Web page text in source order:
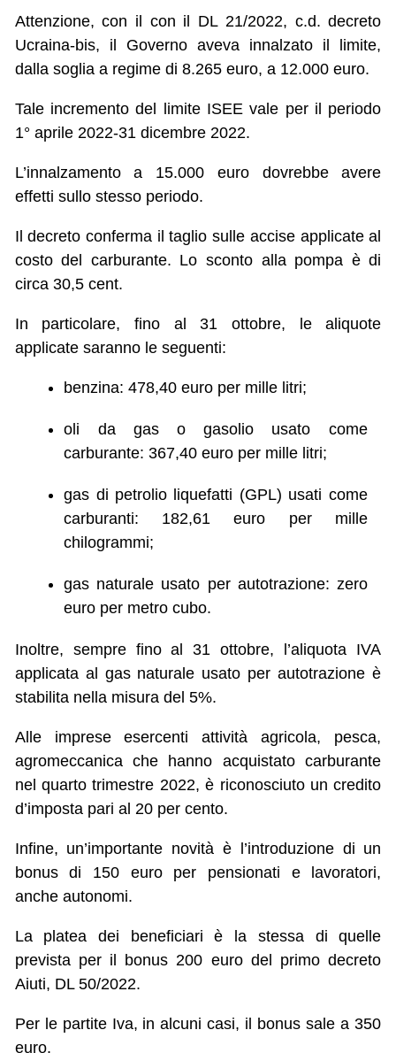
Attenzione, con il con il DL 21/2022, c.d. decreto
Ucraina-bis, il Governo aveva innalzato il limite,
dalla soglia a regime di 8.265 euro, a 12.000 euro.
Tale incremento del limite ISEE vale per il periodo
1° aprile 2022-31 dicembre 2022.
L’innalzamento a 15.000 euro dovrebbe avere
effetti sullo stesso periodo.
Il decreto conferma il taglio sulle accise applicate al
costo del carburante. Lo sconto alla pompa è di
circa 30,5 cent.
In particolare, fino al 31 ottobre, le aliquote
applicate saranno le seguenti:
benzina: 478,40 euro per mille litri;
oli da gas o gasolio usato come
carburante: 367,40 euro per mille litri;
gas di petrolio liquefatti (GPL) usati come
carburanti: 182,61 euro per mille
chilogrammi;
gas naturale usato per autotrazione: zero
euro per metro cubo.
Inoltre, sempre fino al 31 ottobre, l’aliquota IVA
applicata al gas naturale usato per autotrazione è
stabilita nella misura del 5%.
Alle imprese esercenti attività agricola, pesca,
agromeccanica che hanno acquistato carburante
nel quarto trimestre 2022, è riconosciuto un credito
d’imposta pari al 20 per cento.
Infine, un’importante novità è l’introduzione di un
bonus di 150 euro per pensionati e lavoratori,
anche autonomi.
La platea dei beneficiari è la stessa di quelle
prevista per il bonus 200 euro del primo decreto
Aiuti, DL 50/2022.
Per le partite Iva, in alcuni casi, il bonus sale a 350
euro.